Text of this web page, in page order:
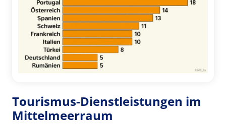
Tourismus-Dienstleistungen im
Mittelmeerraum